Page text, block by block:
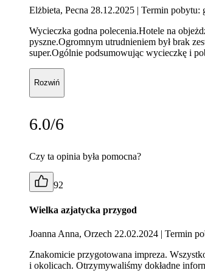
Elżbieta, Pecna 28.12.2025 | Termin pobytu:
Wycieczka godna polecenia.Hotele na
pyszne.Ogromnym utrudnieniem był brak
super.Ogólnie podsumowując wycieczkę i
Rozwiń
6.0/6
Czy ta opinia była pomocna?
92
Wielka azjatycka przygod
Joanna Anna, Orzech 22.02.2024 | Termin
Znakomicie przygotowana impreza.
i okolicach. Otrzymywaliśmy dokładne